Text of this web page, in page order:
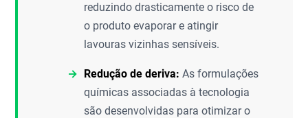
reduzindo drasticamente o risco de
o produto evaporar e atingir
lavouras vizinhas sensíveis.
Redução de deriva: As formulações
químicas associadas à tecnologia
são desenvolvidas para otimizar o